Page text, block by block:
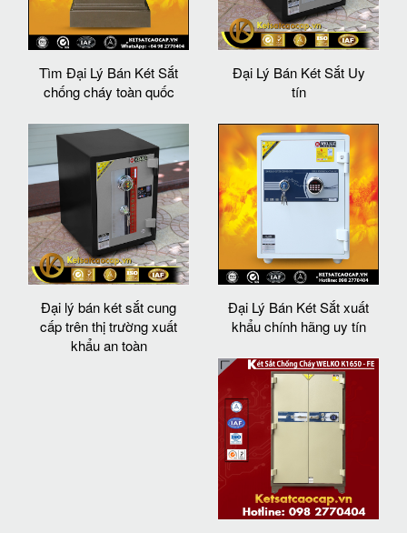
Tìm Đại Lý Bán Két Sắt
chống cháy toàn quốc
Đại Lý Bán Két Sắt Uy
tín
Đại lý bán két sắt cung
cấp trên thị trường xuất
khẩu an toàn
Đại Lý Bán Két Sắt xuất
khẩu chính hãng uy tín